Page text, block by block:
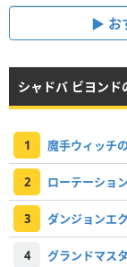
お
シャドバ ビヨンド
1 魔手ウィッチ
2 ローテーショ
3
4 グランドマス